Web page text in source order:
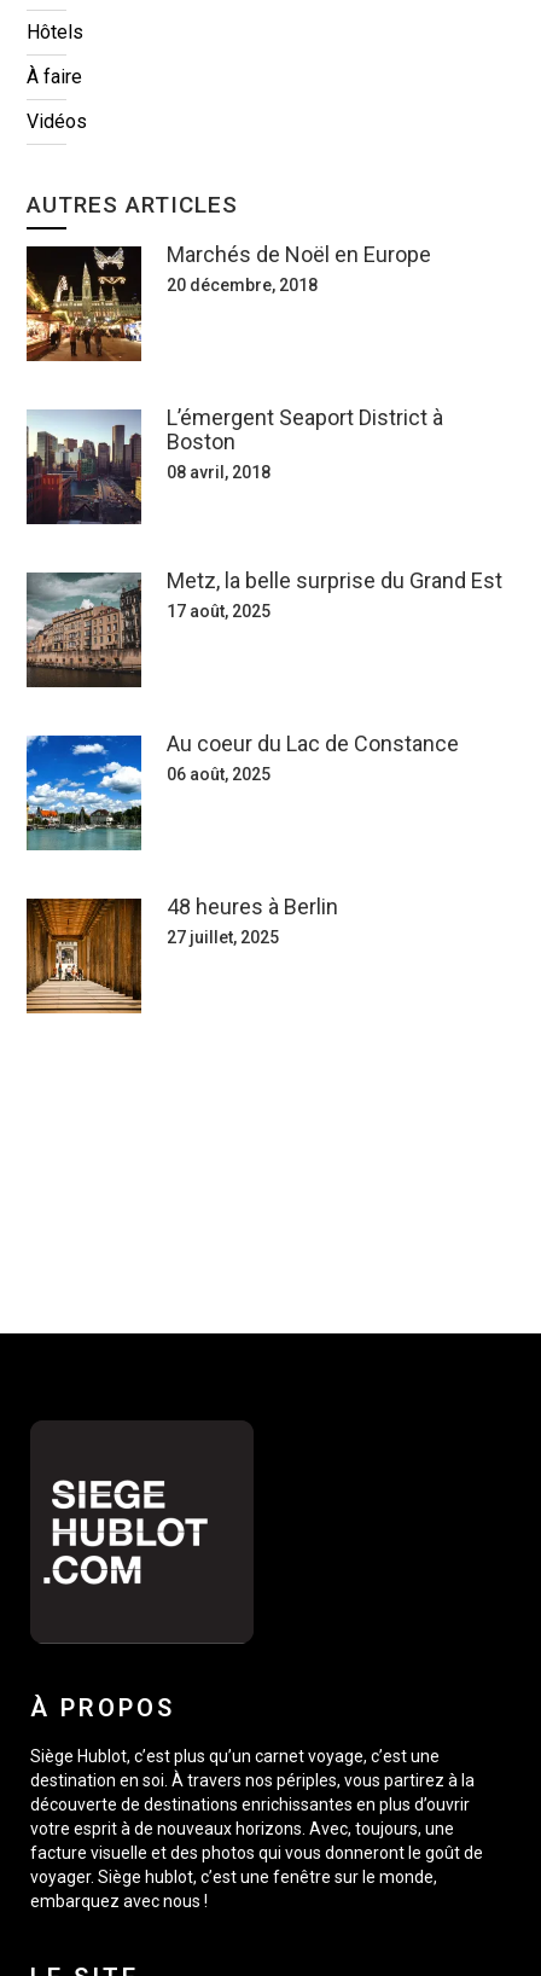
Hôtels
À faire
Vidéos
AUTRES ARTICLES
Marchés de Noël en Europe
20 décembre, 2018
L’émergent Seaport District à
Boston
08 avril, 2018
Metz, la belle surprise du Grand Est
17 août, 2025
Au coeur du Lac de Constance
06 août, 2025
48 heures à Berlin
27 juillet, 2025
À PROPOS
Siège Hublot, c’est plus qu’un carnet voyage, c’est une
destination en soi. À travers nos périples, vous partirez à la
découverte de destinations enrichissantes en plus d’ouvrir
votre esprit à de nouveaux horizons. Avec, toujours, une
facture visuelle et des photos qui vous donneront le goût de
voyager. Siège hublot, c’est une fenêtre sur le monde,
embarquez avec nous !